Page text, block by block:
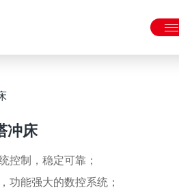
冲床
制，稳定可靠；
功能强大的数控系统；